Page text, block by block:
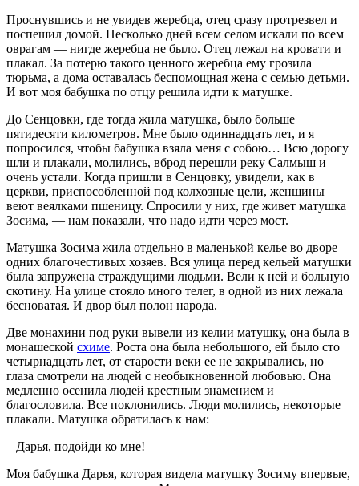
Проснувшись и не увидев жеребца, отец сразу протрезвел и
поспешил домой. Несколько дней всем селом искали по всем
оврагам — нигде жеребца не было. Отец лежал на кровати и
плакал. За потерю такого ценного жеребца ему грозила
тюрьма, а дома оставалась беспомощная жена с семью детьми.
И вот моя бабушка по отцу решила идти к матушке.
До Сенцовки, где тогда жила матушка, было больше
пятидесяти километров. Мне было одиннадцать лет, и я
попросился, чтобы бабушка взяла меня с собою… Всю дорогу
шли и плакали, молились, вброд перешли реку Салмыш и
очень устали. Когда пришли в Сенцовку, увидели, как в
церкви, приспособленной под колхозные цели, женщины
веют веялками пшеницу. Спросили у них, где живет матушка
Зосима, — нам показали, что надо идти через мост.
Матушка Зосима жила отдельно в маленькой келье во дворе
одних благочестивых хозяев. Вся улица перед кельей матушки
была запружена страждущими людьми. Вели к ней и больную
скотину. На улице стояло много телег, в одной из них лежала
бесноватая. И двор был полон народа.
Две монахини под руки вывели из келии матушку, она была в
монашеской схиме. Роста она была небольшого, ей было сто
четырнадцать лет, от старости веки ее не закрывались, но
глаза смотрели на людей с необыкновенной любовью. Она
медленно осенила людей крестным знамением и
благословила. Все поклонились. Люди молились, некоторые
плакали. Матушка обратилась к нам:
– Дарья, подойди ко мне!
Моя бабушка Дарья, которая видела матушку Зосиму впервые,